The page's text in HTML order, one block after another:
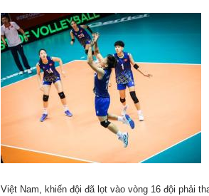
Việt Nam, khiến đội đã lọt vào vòng 16 đội phải